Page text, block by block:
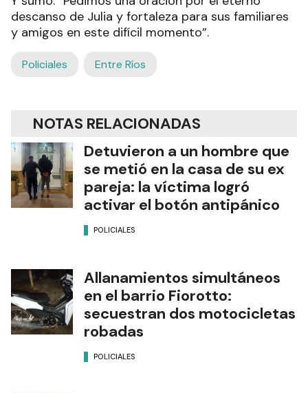
descanso de Julia y fortaleza para sus familiares
y amigos en este difícil momento”.
Policiales Entre Ríos
NOTAS RELACIONADAS
Detuvieron a un hombre que
se metió en la casa de su ex
pareja: la víctima logró
activar el botón antipánico
POLICIALES
Allanamientos simultáneos
en el barrio Fiorotto:
secuestran dos motocicletas
robadas
POLICIALES